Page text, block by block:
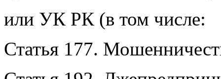
или УК РК (в том числе:
Статья 177.